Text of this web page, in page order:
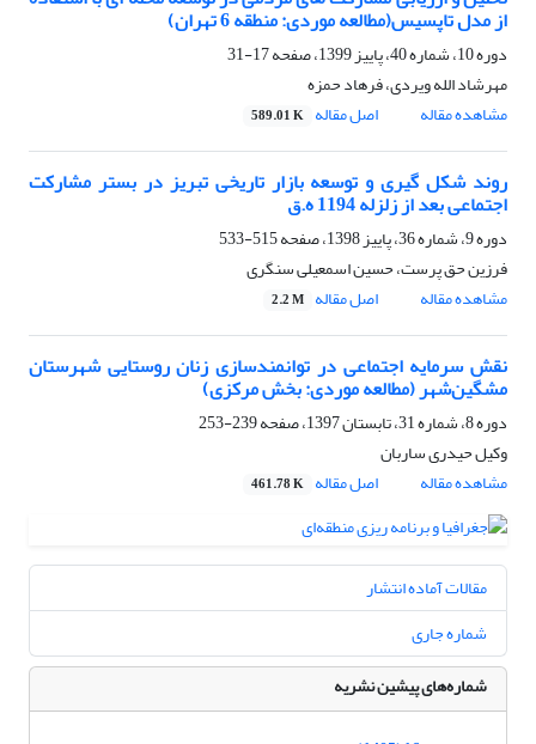
از مدل تاپسیس(مطالعه موردی: منطقه 6 تهران)
دوره 10، شماره 40، پاییز 1399، صفحه
17-31
مهرشاد الله ویردی، فرهاد حمزه
مشاهده مقاله
اصل مقاله 589.01 K
روند شکل گیری و توسعه بازار تاریخی تبریز در بستر مشارکت
اجتماعی بعد از زلزله 1194 ه.ق
دوره 9، شماره 36، پاییز 1398، صفحه
515-533
فرزین حق پرست، حسین اسمعیلی سنگری
مشاهده مقاله
اصل مقاله 2.2 M
نقش سرمایه اجتماعی در توانمندسازی زنان روستایی شهرستان
مشگین‌شهر (مطالعه موردی: بخش مرکزی)
دوره 8، شماره 31، تابستان 1397، صفحه
239-253
وکیل حیدری ساربان
مشاهده مقاله
اصل مقاله 461.78 K
مقالات آماده انتشار
شماره جاری
شماره‌های پیشین نشریه